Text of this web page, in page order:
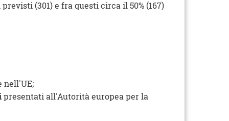
(301) e fra questi circa il 50% (167)
nell'UE;
presentati all'Autorità europea per la